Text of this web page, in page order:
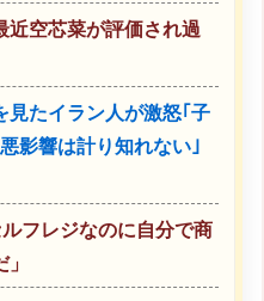
近空芯菜が評価され過
見たイラン人が激怒｢子
影響は計り知れない｣
フレジなのに自分で商